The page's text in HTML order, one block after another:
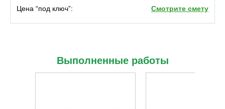
Цена “под ключ”: Смотрите смету
Выполненные работы